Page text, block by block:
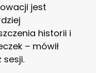
jest
historii i
– mówił